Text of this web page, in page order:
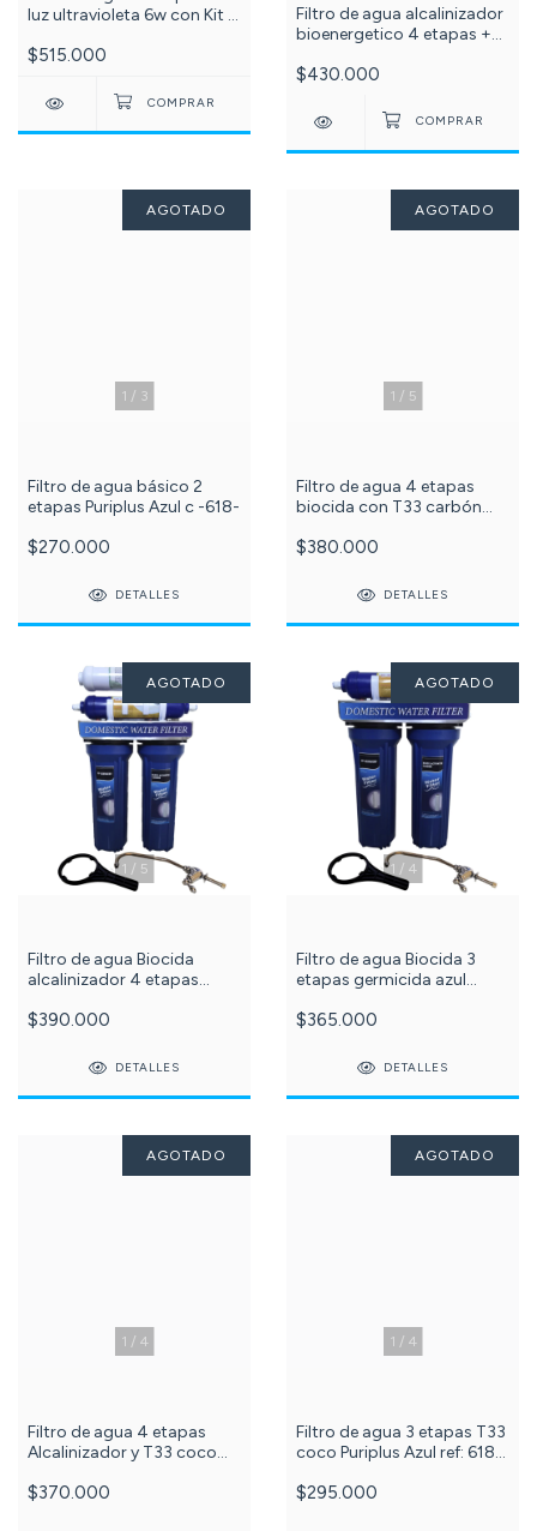
luz ultravioleta 6w con Kit x
y tubo uv 6w c -210-572-
$515.000
Filtro de agua alcalinizador
bioenergetico 4 etapas +
sedimentos, carbón
501-
$430.000
1 / 3
AGOTADO
Filtro de agua básico 2
etapas Puriplus Azul c -618-
$270.000
DETALLES
1 / 5
AGOTADO
Filtro de agua 4 etapas
biocida con T33 carbón
105-031-
$380.000
DETALLES
1 / 5
AGOTADO
Filtro de agua Biocida
alcalinizador 4 etapas
032-
$390.000
DETALLES
1 / 4
AGOTADO
Filtro de agua Biocida 3
etapas germicida azul
$365.000
DETALLES
1 / 4
AGOTADO
Filtro de agua 4 etapas
Alcalinizador y T33 coco
$370.000
1 / 4
AGOTADO
Filtro de agua 3 etapas T33
coco Puriplus Azul ref: 618-
$295.000